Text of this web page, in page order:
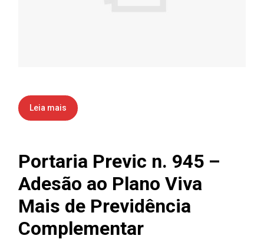
Leia mais
Portaria Previc n. 945 –
Adesão ao Plano Viva
Mais de Previdência
Complementar